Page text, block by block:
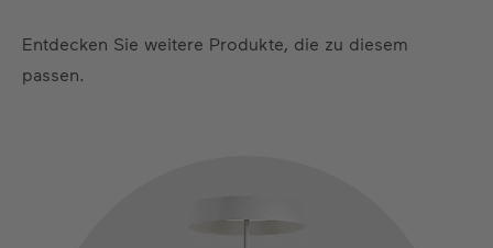
Entdecken Sie weitere Produkte, die zu diesem
passen.